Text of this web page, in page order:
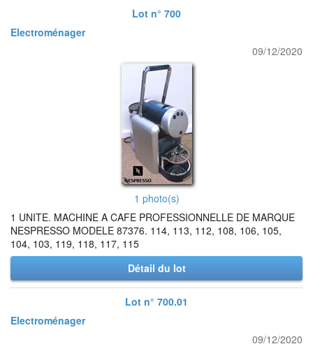
Lot n° 700
Electroménager
09/12/2020
1 photo(s)
1 UNITE. MACHINE A CAFE PROFESSIONNELLE DE MARQUE
NESPRESSO MODELE 87376. 114, 113, 112, 108, 106, 105,
104, 103, 119, 118, 117, 115
Détail du lot
Lot n° 700.01
Electroménager
09/12/2020